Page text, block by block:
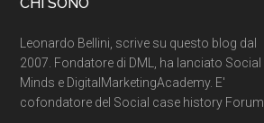
Leonardo Bellini, scrive su questo blog dal
2007. Fondatore di DML, ha lanciato Social
Minds e DigitalMarketingAcademy. E'
cofondatore del Social case history Forum.